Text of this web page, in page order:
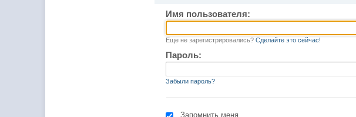
Имя пользователя:
Еще не зарегистрировались? Сделайте это сейчас!
Пароль:
Забыли пароль?
Запомнить меня